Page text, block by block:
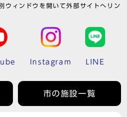
ウィンドウを開いて外部サイトへリン
Instagram LINE
市の施設一覧